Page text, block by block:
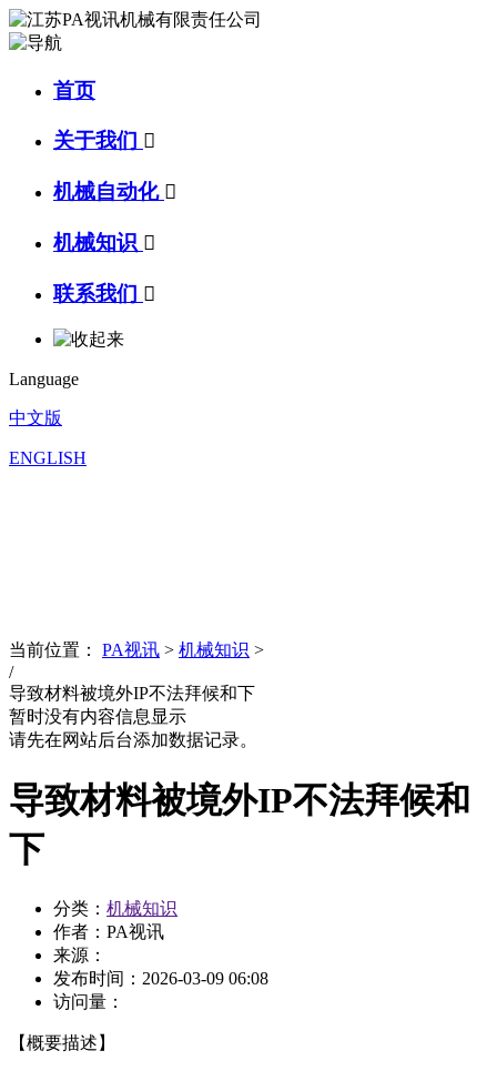
首页
关于我们 
机械自动化 
机械知识 
联系我们 
Language
中文版
ENGLISH
当前位置： PA视讯 > 机械知识 >
/
导致材料被境外IP不法拜候和下
暂时没有内容信息显示
请先在网站后台添加数据记录。
导致材料被境外IP不法拜候和
下
分类： 机械知识
作者：PA视讯
来源：
发布时间： 2026-03-09 06:08
访问量：
【概要描述】